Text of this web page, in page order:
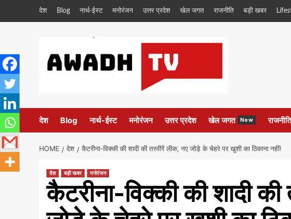
देश Blog नार्थ-ईस्ट मनोरंजन उत्तर प्रदेश खेल जगत राजनीति बड़ी खबर
देश Blog नार्थ-ईस्ट मनोरंजन उत्तर प्रदेश खेल जगत New राजनीति
HOME देश कैटरीना-विक्की की शादी की तस्वीरें लीक, नए जोड़े के चेहरे पर खुशी का ठिकाना नहीं!
देश बड़ी खबर मनोरंजन
कैटरीना-विक्की की शादी